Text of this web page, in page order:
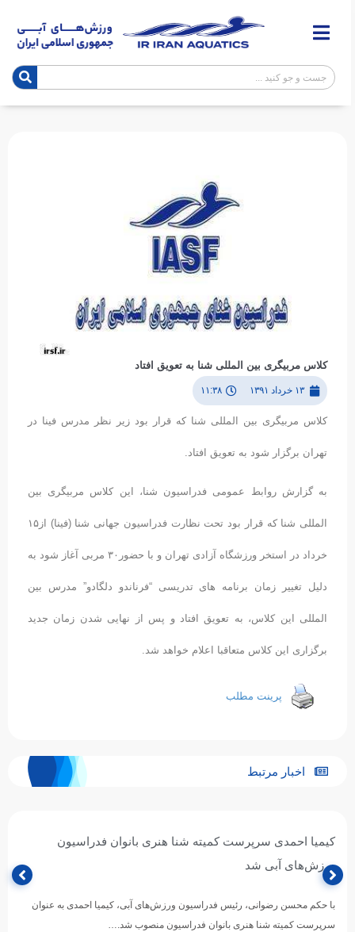
کلاس مربیگری بین المللی شنا به تعویق افتاد
۱۳ خرداد ۱۳۹۱ ۱۱:۳۸
کلاس مربیگری بین المللی شنا که قرار بود زیر نظر مدرس فینا در
تهران برگزار شود به تعویق افتاد.
به گزارش روابط عمومی فدراسیون شنا، این کلاس مربیگری بین
المللی شنا که قرار بود تحت نظارت فدراسیون جهانی شنا (فینا) از١۵
خرداد در استخر ورزشگاه آزادی تهران و با حضور٣۰ مربی آغاز شود به
دلیل تغییر زمان برنامه های تدریسی “فرناندو دلگادو” مدرس بین
المللی این کلاس، به تعویق افتاد و پس از نهایی شدن زمان جدید
برگزاری این کلاس متعاقبا اعلام خواهد شد.
پرینت مطلب
اخبار مرتبط
کیمیا احمدی سرپرست کمیته شنا هنری بانوان فدراسیون
ورزش‌های آبی شد
با حکم محسن رضوانی، رئیس فدراسیون ورزش‌های آبی، کیمیا احمدی به عنوان
سرپرست کمیته شنا هنری بانوان فدراسیون منصوب شد.…